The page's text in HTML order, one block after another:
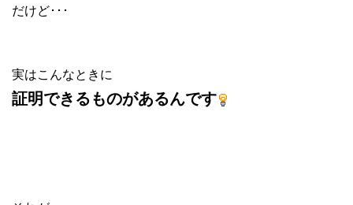
だけど･･･
実はこんなときに
証明できるものがあるんです